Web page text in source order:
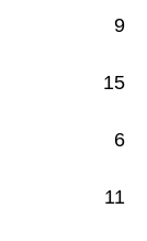
9
15
6
11